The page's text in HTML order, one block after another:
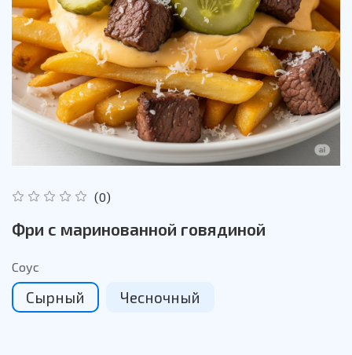
(0)
Фри с маринованной говядиной
Соус
Сырный Чесночный